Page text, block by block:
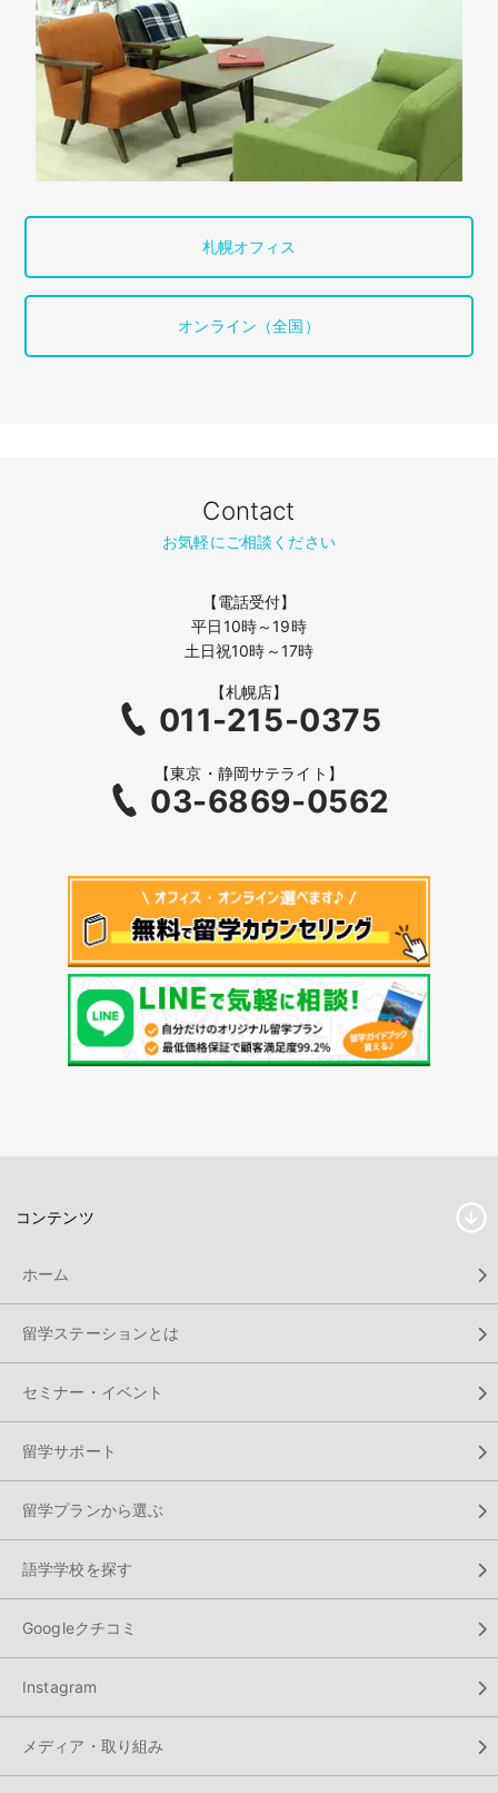
札幌オフィス
オンライン（全国）
Contact
お気軽にご相談ください
【電話受付】
平日10時～19時
土日祝10時～17時
【札幌店】
011-215-0375
【東京・静岡サテライト】
03-6869-0562
コンテンツ
ホーム
留学ステーションとは
セミナー・イベント
留学サポート
留学プランから選ぶ
語学学校を探す
Googleクチコミ
Instagram
メディア・取り組み